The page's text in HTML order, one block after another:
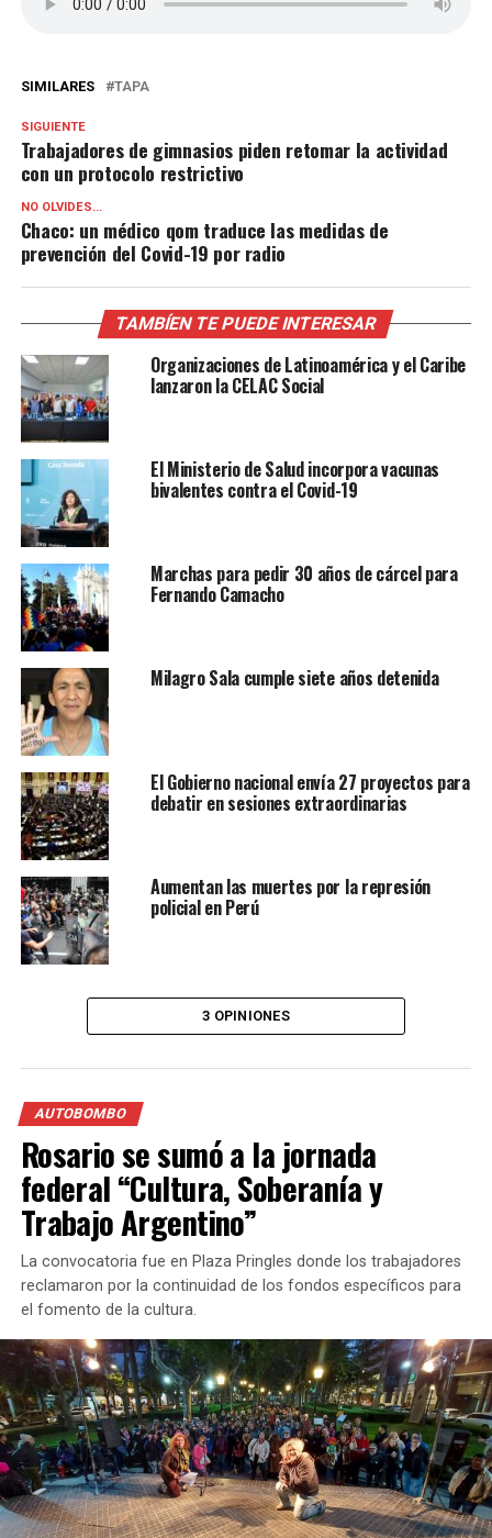
SIMILARES TAPA
SIGUIENTE
Trabajadores de gimnasios piden retomar la actividad
con un protocolo restrictivo
NO OLVIDES...
Chaco: un médico qom traduce las medidas de
prevención del Covid-19 por radio
TAMBÍEN TE PUEDE INTERESAR
Organizaciones de Latinoamérica y el Caribe
lanzaron la CELAC Social
El Ministerio de Salud incorpora vacunas
bivalentes contra el Covid-19
Marchas para pedir 30 años de cárcel para
Fernando Camacho
Milagro Sala cumple siete años detenida
El Gobierno nacional envía 27 proyectos para
debatir en sesiones extraordinarias
Aumentan las muertes por la represión
policial en Perú
3 OPINIONES
AUTOBOMBO
Rosario se sumó a la jornada
federal “Cultura, Soberanía y
Trabajo Argentino”
La convocatoria fue en Plaza Pringles donde los trabajadores
reclamaron por la continuidad de los fondos específicos para
el fomento de la cultura.